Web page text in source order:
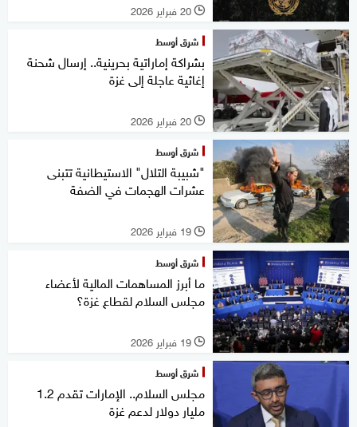
l 20 فبراير 2026
شرق أوسط
بشراكة إماراتية بحرينية.. إرسال شحنة
إغاثية عاجلة إلى غزة
l 20 فبراير 2026
شرق أوسط
"شبيبة التلال" الاستيطانية تتبنى
عشرات الهجمات في الضفة
l 19 فبراير 2026
شرق أوسط
ما أبرز المساهمات المالية لأعضاء
مجلس السلام لقطاع غزة؟
l 19 فبراير 2026
شرق أوسط
مجلس السلام.. الإمارات تقدم 1.2
مليار دولار لدعم غزة